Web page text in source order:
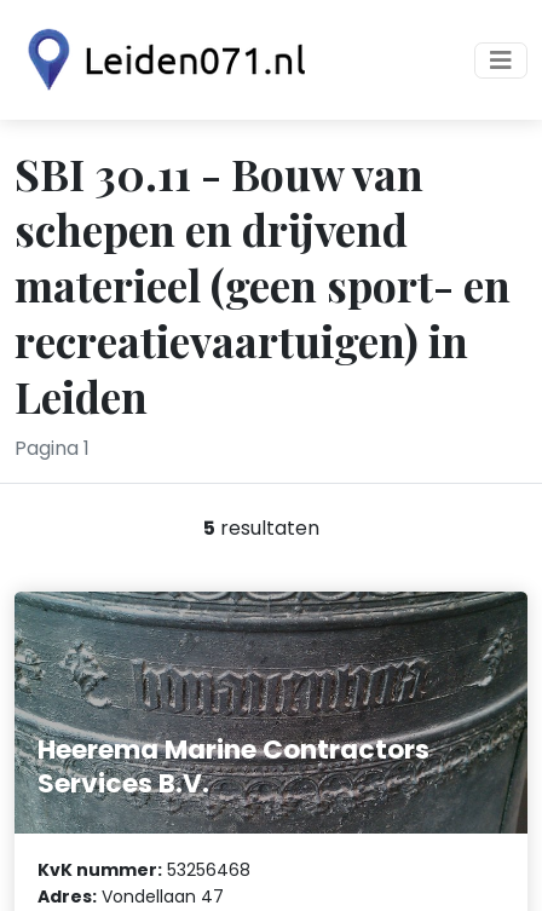
SBI 30.11 - Bouw van
schepen en drijvend
materieel (geen sport- en
recreatievaartuigen) in
Leiden
Pagina 1
5 resultaten
Heerema Marine Contractors
Services B.V.
KvK nummer: 53256468
Adres: Vondellaan 47